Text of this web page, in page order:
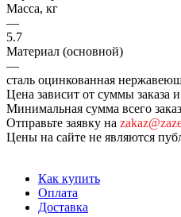
Масса, кг
—
5.7
Материал (основной)
—
сталь оцинкованная
Цена зависит от суммы заказа
Минимальная сумма всего
Отправьте заявку на
Цены на сайте не являются
Как купить
Оплата
Доставка